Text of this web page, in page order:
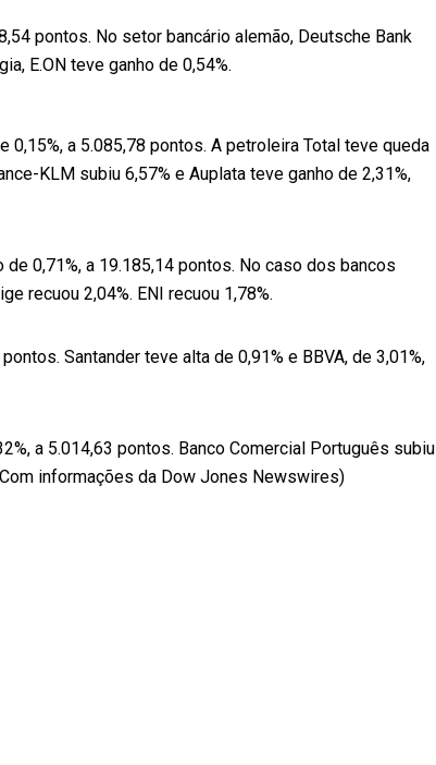
pontos. No setor bancário alemão, Deutsche Bank
E.ON teve ganho de 0,54%.
a 5.085,78 pontos. A petroleira Total teve queda
KLM subiu 6,57% e Auplata teve ganho de 2,31%,
0,71%, a 19.185,14 pontos. No caso dos bancos
recuou 2,04%. ENI recuou 1,78%.
Santander teve alta de 0,91% e BBVA, de 3,01%,
a 5.014,63 pontos. Banco Comercial Português subiu
informações da Dow Jones Newswires)